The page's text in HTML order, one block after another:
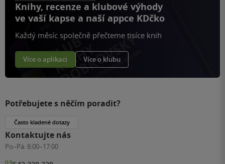
Knihy, recenze a klubové výhody
ve vaší kapse a naší appce KDčko
Každý měsíc společně přečteme tisíce knih
Více o aplikaci Více o klubu
Potřebujete s něčím poradit?
Často kladené dotazy
Kontaktujte nás
Po–Pá: 8:00–17:00